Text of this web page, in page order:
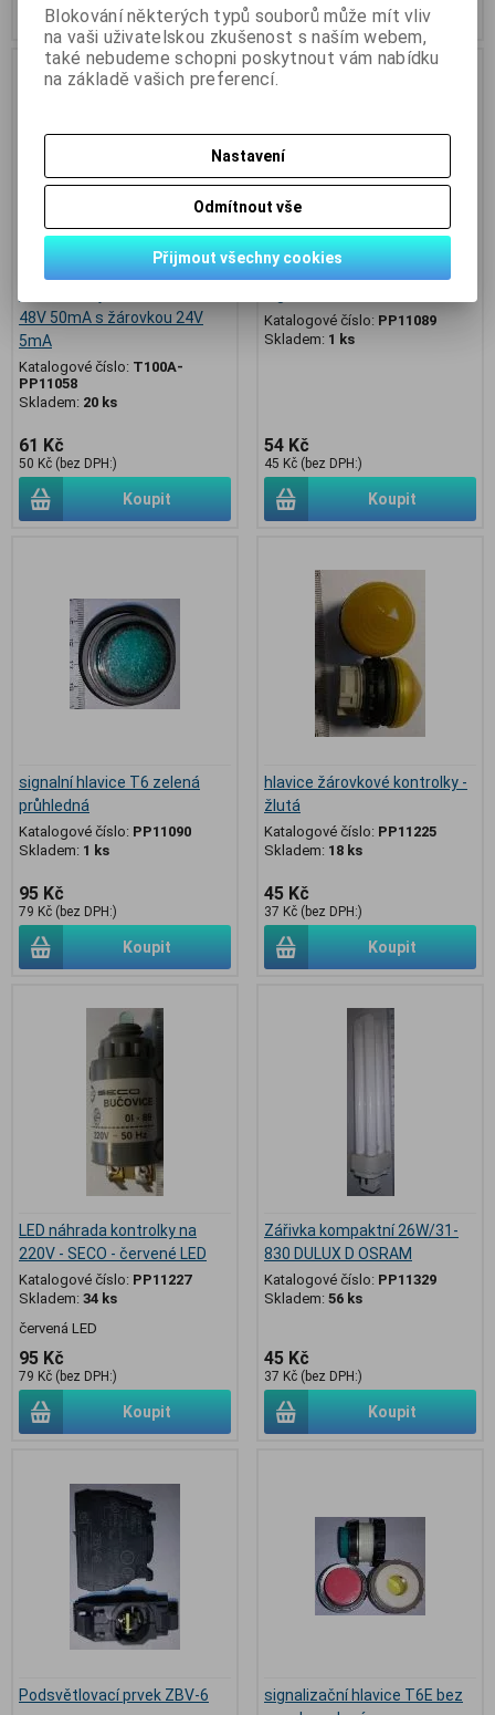
Koupit Koupit
48V 50mA s žárovkou 24V
5mA
Katalogové číslo: T100A-
PP11058
Skladem: 20 ks
61 Kč
50 Kč (bez DPH:)
Koupit
Katalogové číslo: PP11089
Skladem: 1 ks
54 Kč
45 Kč (bez DPH:)
Koupit
signalní hlavice T6 zelená
průhledná
Katalogové číslo: PP11090
Skladem: 1 ks
95 Kč
79 Kč (bez DPH:)
Koupit
hlavice žárovkové kontrolky -
žlutá
Katalogové číslo: PP11225
Skladem: 18 ks
45 Kč
37 Kč (bez DPH:)
Koupit
LED náhrada kontrolky na
220V - SECO - červené LED
Katalogové číslo: PP11227
Skladem: 34 ks
červená LED
95 Kč
79 Kč (bez DPH:)
Koupit
Zářivka kompaktní 26W/31-
830 DULUX D OSRAM
Katalogové číslo: PP11329
Skladem: 56 ks
45 Kč
37 Kč (bez DPH:)
Koupit
Podsvětlovací prvek ZBV-6
signalizační hlavice T6E bez
Blokování některých typů souborů může mít vliv
na vaši uživatelskou zkušenost s naším webem,
také nebudeme schopni poskytnout vám nabídku
na základě vašich preferencí.
Nastavení
Odmítnout vše
Přijmout všechny cookies